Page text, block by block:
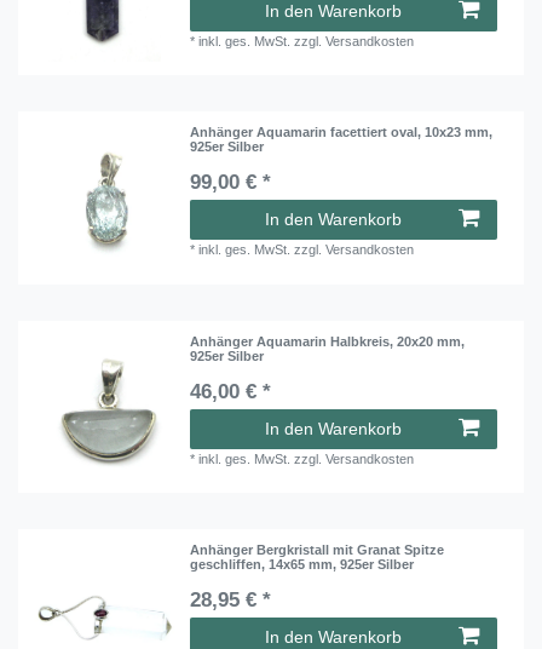
In den Warenkorb
*inkl. ges. MwSt. zzgl.Versandkosten
Anhänger Aquamarin facettiert oval, 10x23 mm,
925er Silber
99,00 € *
In den Warenkorb
*inkl. ges. MwSt. zzgl.Versandkosten
Anhänger Aquamarin Halbkreis, 20x20 mm,
925er Silber
46,00 € *
In den Warenkorb
*inkl. ges. MwSt. zzgl.Versandkosten
Anhänger Bergkristall mit Granat Spitze
geschliffen, 14x65 mm, 925er Silber
28,95 € *
In den Warenkorb